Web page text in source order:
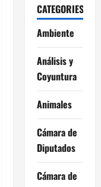
CATEGORIES
Ambiente
Análisis y
Coyuntura
Animales
Cámara de
Diputados
Cámara de